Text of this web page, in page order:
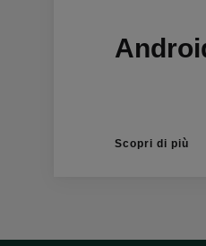
Scopri di più